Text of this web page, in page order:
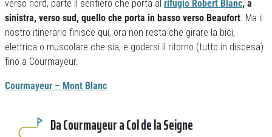
verso nord, parte il sentiero che porta al rifugio Robert Blanc, a
sinistra, verso sud, quello che porta in basso verso Beaufort. Ma il
nostro itinerario finisce qui, ora non resta che girare la bici,
elettrica o muscolare che sia, e godersi il ritorno (tutto in discesa)
fino a Courmayeur.
Courmayeur – Mont Blanc
Da Courmayeur a Col de la Seigne